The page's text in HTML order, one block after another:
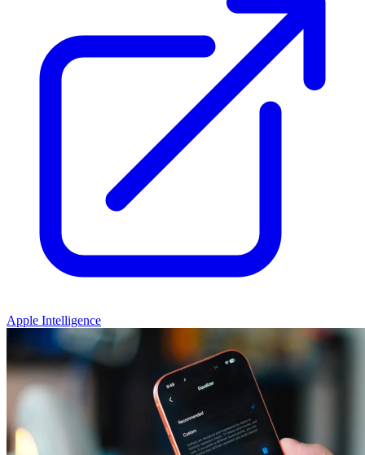
Apple Intelligence